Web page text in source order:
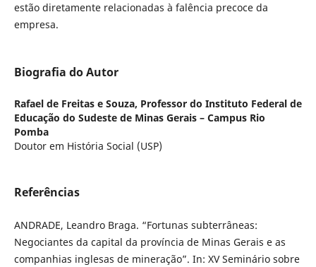
estão diretamente relacionadas à falência precoce da
empresa.
Biografia do Autor
Rafael de Freitas e Souza, Professor do Instituto Federal de
Educação do Sudeste de Minas Gerais – Campus Rio
Pomba
Doutor em História Social (USP)
Referências
ANDRADE, Leandro Braga. “Fortunas subterrâneas:
Negociantes da capital da província de Minas Gerais e as
companhias inglesas de mineração”. In: XV Seminário sobre